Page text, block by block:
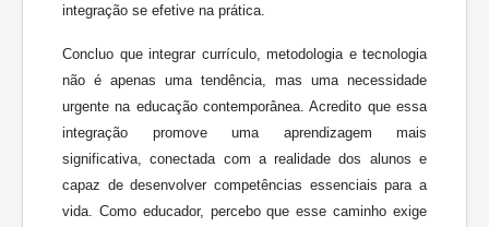
integração se efetive na prática.
Concluo que integrar currículo, metodologia e tecnologia
não é apenas uma tendência, mas uma necessidade
urgente na educação contemporânea. Acredito que essa
integração promove uma aprendizagem mais
significativa, conectada com a realidade dos alunos e
capaz de desenvolver competências essenciais para a
vida. Como educador, percebo que esse caminho exige